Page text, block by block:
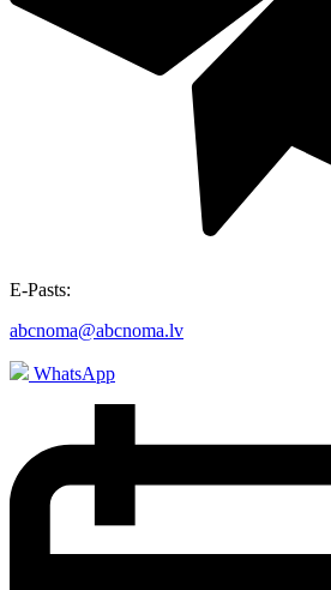
E-Pasts:
abcnoma@abcnoma.lv
WhatsApp